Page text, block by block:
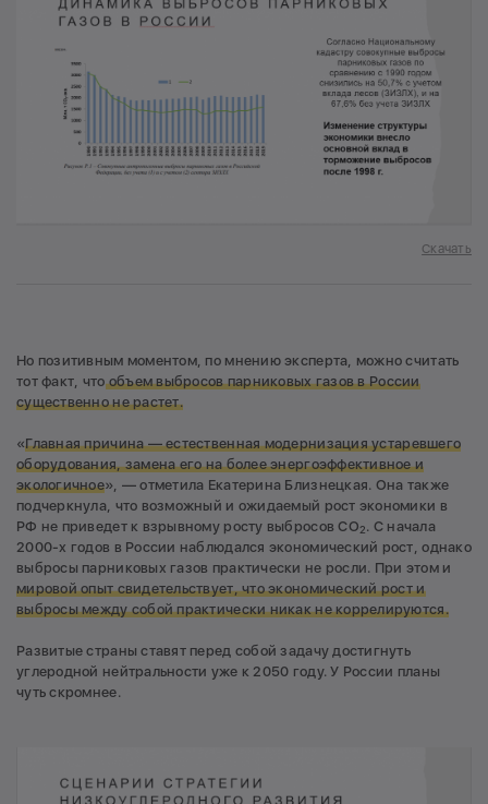
Скачать
Но позитивным моментом, по мнению эксперта, можно считать
тот факт, чтообъем выбросов парниковых газов в России
существенно не растет.
«Главная причина — естественная модернизация устаревшего
оборудования, замена его на более энергоэффективное и
экологичное», — отметила Екатерина Близнецкая. Она также
подчеркнула, что возможный и ожидаемый рост экономики в
РФ не приведет к взрывному росту выбросов СО2. С начала
2000-х годов в России наблюдался экономический рост, однако
выбросы парниковых газов практически не росли. При этом и
мировой опыт свидетельствует, что экономический рост и
выбросы между собой практически никак не коррелируются.
Развитые страны ставят перед собой задачу достигнуть
углеродной нейтральности уже к 2050 году. У России планы
чуть скромнее.